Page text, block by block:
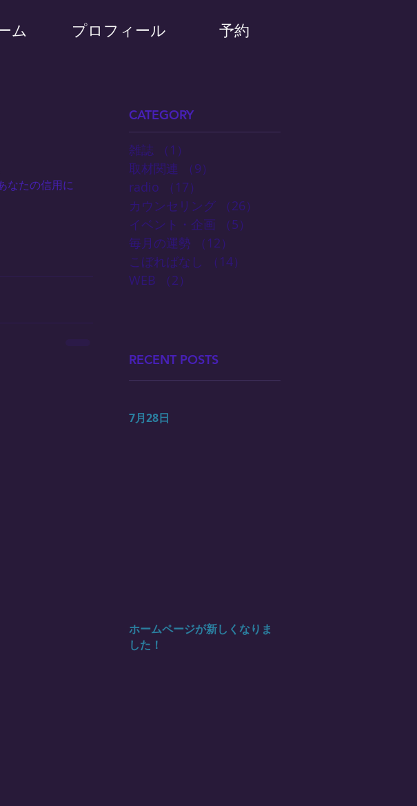
ム プロフィール 予約
なたの信用に
CATEGORY
雑誌 （1）
取材関連
（9）
radio
（17）
カウンセリング
（26）
イベント・企画
（5）
毎月の運勢
（12）
こぼればなし
（14）
WEB
（2）
RECENT POSTS
7月28日
ホームページが新しくなりま
した！